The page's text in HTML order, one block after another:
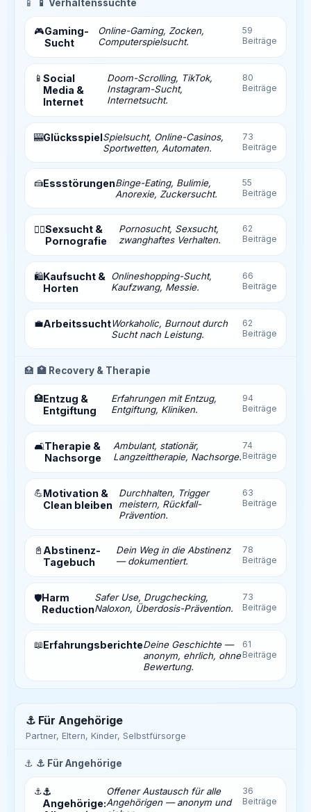
📱 📱 Verhaltenssüchte
🎮Gaming-
Sucht
Online-Gaming, Zocken,
Computerspielsucht.
59
Beiträge
📱 Social
Media &
Internet
Doom-Scrolling, TikTok,
Instagram-Sucht,
Internetsucht.
80
Beiträge
🎰GlücksspielSpielsucht, Online-Casinos,
Sportwetten, Automaten.
73
Beiträge
🍰EssstörungenBinge-Eating, Bulimie,
Anorexie, Zuckersucht.
55
Beiträge
❤️‍🔥Sexsucht &
Pornografie
Pornosucht, Sexsucht,
zwanghaftes Verhalten.
62
Beiträge
🛍️Kaufsucht &
Horten
Onlineshopping-Sucht,
Kaufzwang, Messie.
66
Beiträge
💼ArbeitssuchtWorkaholic, Burnout durch
Sucht nach Leistung.
62
Beiträge
🏥 🏥 Recovery & Therapie
🏥Entzug &
Entgiftung
Erfahrungen mit Entzug,
Entgiftung, Kliniken.
94
Beiträge
🛋️Therapie &
Nachsorge
Ambulant, stationär,
Langzeittherapie, Nachsorge.
74
Beiträge
💪Motivation &
Clean bleiben
Durchhalten, Trigger
meistern, Rückfall-
Prävention.
63
Beiträge
📓 Abstinenz-
Tagebuch
Dein Weg in die Abstinenz
— dokumentiert.
78
Beiträge
🛡️Harm
Reduction
Safer Use, Drugchecking,
Naloxon, Überdosis-Prävention.
73
Beiträge
📖ErfahrungsberichteDeine Geschichte —
anonym, ehrlich, ohne
Bewertung.
61
Beiträge
⚓ Für Angehörige
Partner, Eltern, Kinder, Selbstfürsorge
⚓ ⚓ Für Angehörige
⚓⚓
Angehörige:
Offener Austausch für alle
Angehörigen — anonym und
36
Beiträge